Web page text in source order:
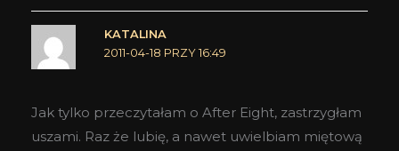
KATALINA
2011-04-18 PRZY 16:49
Jak tylko przeczytałam o After Eight, zastrzygłam
uszami. Raz że lubię, a nawet uwielbiam miętową